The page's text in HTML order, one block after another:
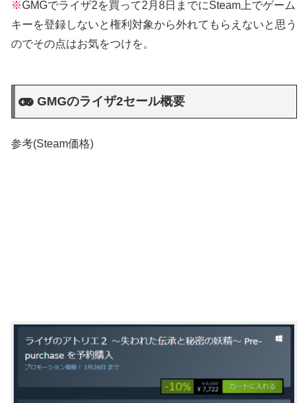
※GMGでライザ2を買って2月8日までにSteam上でゲーム
キーを登録しないと権利対象から外れてもらえないと思う
のでその点はお気をつけを。
GMGのライザ2セール概要
参考(Steam価格)